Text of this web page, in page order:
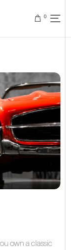
0
own a classic